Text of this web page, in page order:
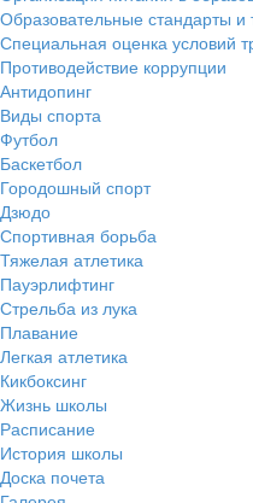
Образовательные стандарты и
Специальная оценка условий
Противодействие коррупции
Антидопинг
Виды спорта
Футбол
Баскетбол
Городошный спорт
Дзюдо
Спортивная борьба
Тяжелая атлетика
Пауэрлифтинг
Стрельба из лука
Плавание
Легкая атлетика
Кикбоксинг
Жизнь школы
Расписание
История школы
Доска почета